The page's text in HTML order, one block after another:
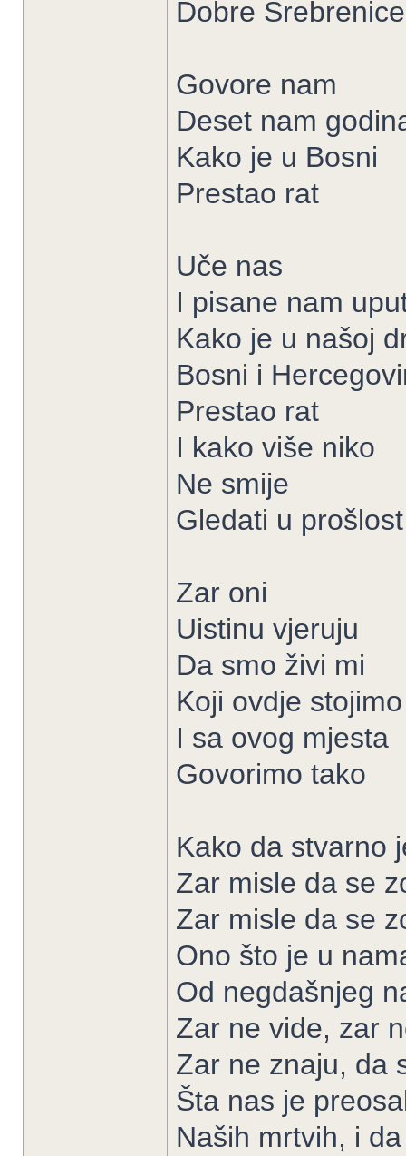
Dobre Srebrenice
Govore nam
Deset nam
Kako je u Bosni
Prestao rat
Uče nas
I pisane nam
Kako je u našoj
Bosni i
Prestao rat
I kako više niko
Ne smije
Gledati u prošlost
Zar oni
Uistinu vjeruju
Da smo živi mi
Koji ovdje stojimo
I sa ovog mjesta
Govorimo tako
Kako da stvarno
Zar misle da se
Zar misle da se
Ono što je u
Od negdašnjeg
Zar ne vide, zar
Zar ne znaju, da
Šta nas je
Naših mrtvih, i